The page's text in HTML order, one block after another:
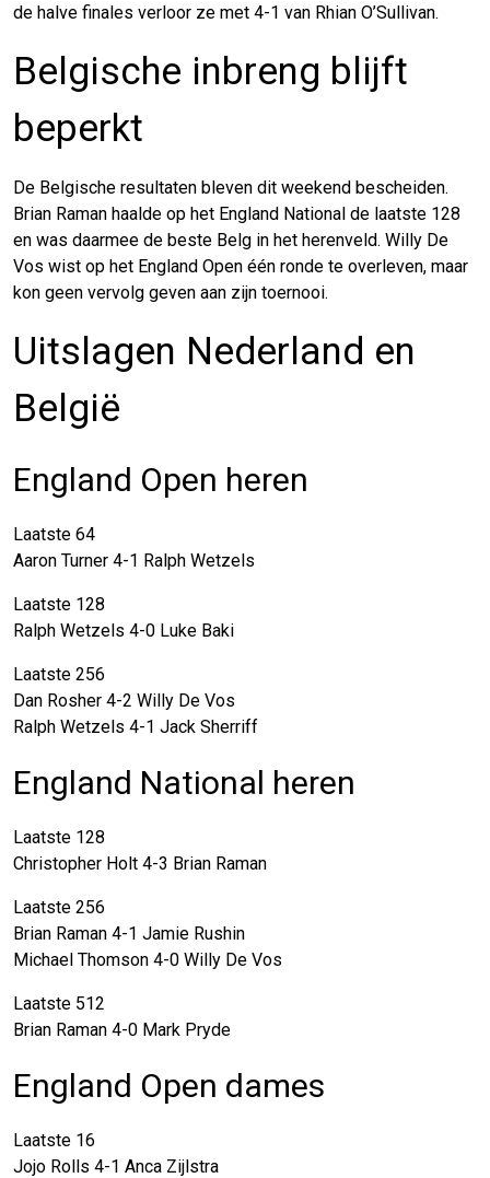
de halve finales verloor ze met 4-1 van Rhian O’Sullivan.
Belgische inbreng blijft
beperkt
De Belgische resultaten bleven dit weekend bescheiden.
Brian Raman haalde op het England National de laatste 128
en was daarmee de beste Belg in het herenveld. Willy De
Vos wist op het England Open één ronde te overleven, maar
kon geen vervolg geven aan zijn toernooi.
Uitslagen Nederland en
België
England Open heren
Laatste 64
Aaron Turner 4-1 Ralph Wetzels
Laatste 128
Ralph Wetzels 4-0 Luke Baki
Laatste 256
Dan Rosher 4-2 Willy De Vos
Ralph Wetzels 4-1 Jack Sherriff
England National heren
Laatste 128
Christopher Holt 4-3 Brian Raman
Laatste 256
Brian Raman 4-1 Jamie Rushin
Michael Thomson 4-0 Willy De Vos
Laatste 512
Brian Raman 4-0 Mark Pryde
England Open dames
Laatste 16
Jojo Rolls 4-1 Anca Zijlstra